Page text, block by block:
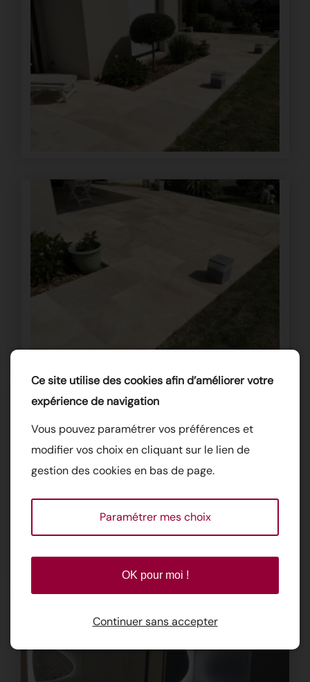
Ce site utilise des cookies afin d’améliorer votre
expérience de navigation
Vous pouvez paramétrer vos préférences et
modifier vos choix en cliquant sur le lien de
gestion des cookies en bas de page.
Paramétrer mes choix
OK pour moi !
Continuer sans accepter